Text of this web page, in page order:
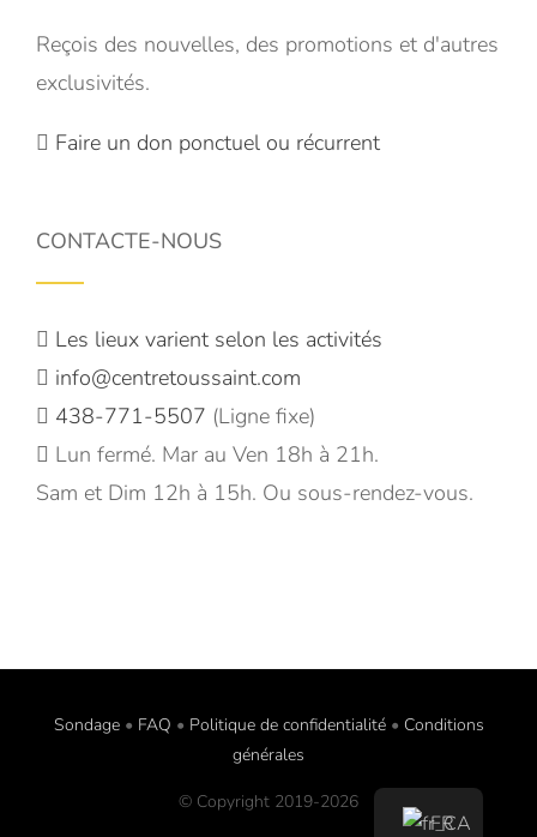
Reçois des nouvelles, des promotions et d'autres
exclusivités.
Faire un don ponctuel ou récurrent
CONTACTE-NOUS
Les lieux varient selon les activités
info@centretoussaint.com
438-771-5507 (Ligne fixe)
Lun fermé. Mar au Ven 18h à 21h.
Sam et Dim 12h à 15h. Ou sous-rendez-vous.
Sondage• FAQ • Politique de confidentialité• Conditions
générales
© Copyright 2019-2026
FR